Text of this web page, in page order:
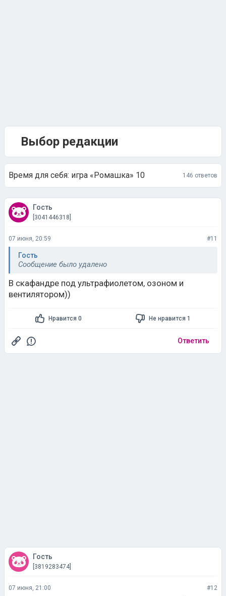
Выбор редакции
Время для себя: игра «Ромашка» 10 146 ответов
Гость
[3041446318]
07 июня, 20:59 #11
Гость
Сообщение было удалено
В скафандре под ультрафиолетом, озоном и
вентилятором))
Нравится 0 Не нравится 1
Ответить
Гость
[3819283474]
07 июня, 21:00 #12